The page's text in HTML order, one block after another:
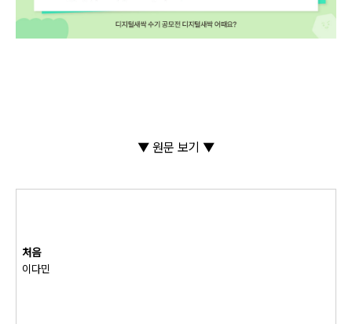
▼ 원문 보기 ▼
처음
이다민